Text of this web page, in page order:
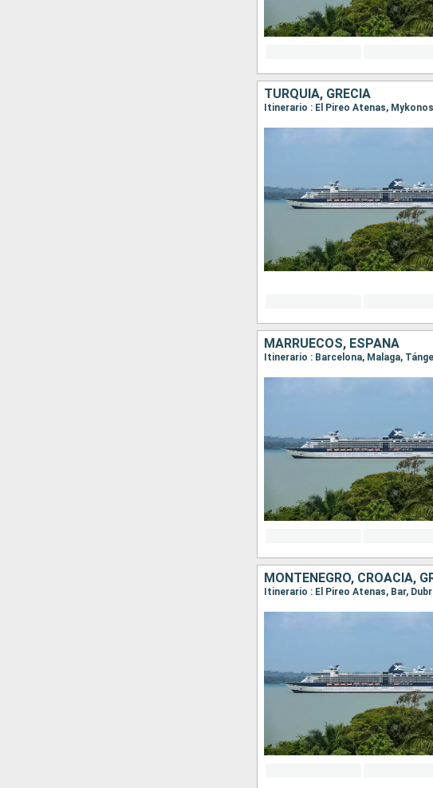
TURQUÍA, GRECIA
Itinerario : El Pireo Atenas,
MARRUECOS, ESPAÑA
MONTENEGRO, CROACIA,
Itinerario : El Pireo Atenas, Bar,